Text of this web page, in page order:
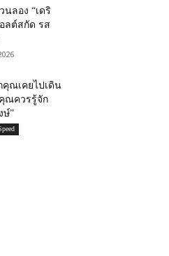
ลอง “เดริ
ลต์สกัด รส
คุณเคยไปเดิน
คุณควรรู้จัก
ษ์”